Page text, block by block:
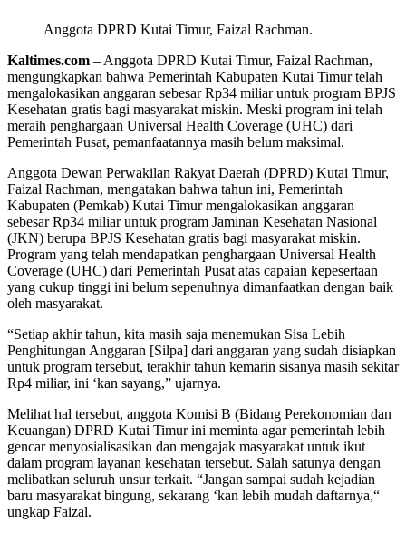
Anggota DPRD Kutai Timur, Faizal Rachman.
Kaltimes.com – Anggota DPRD Kutai Timur, Faizal Rachman,
mengungkapkan bahwa Pemerintah Kabupaten Kutai Timur telah
mengalokasikan anggaran sebesar Rp34 miliar untuk program BPJS
Kesehatan gratis bagi masyarakat miskin. Meski program ini telah
meraih penghargaan Universal Health Coverage (UHC) dari
Pemerintah Pusat, pemanfaatannya masih belum maksimal.
Anggota Dewan Perwakilan Rakyat Daerah (DPRD) Kutai Timur,
Faizal Rachman, mengatakan bahwa tahun ini, Pemerintah
Kabupaten (Pemkab) Kutai Timur mengalokasikan anggaran
sebesar Rp34 miliar untuk program Jaminan Kesehatan Nasional
(JKN) berupa BPJS Kesehatan gratis bagi masyarakat miskin.
Program yang telah mendapatkan penghargaan Universal Health
Coverage (UHC) dari Pemerintah Pusat atas capaian kepesertaan
yang cukup tinggi ini belum sepenuhnya dimanfaatkan dengan baik
oleh masyarakat.
“Setiap akhir tahun, kita masih saja menemukan Sisa Lebih
Penghitungan Anggaran [Silpa] dari anggaran yang sudah disiapkan
untuk program tersebut, terakhir tahun kemarin sisanya masih sekitar
Rp4 miliar, ini ‘kan sayang,” ujarnya.
Melihat hal tersebut, anggota Komisi B (Bidang Perekonomian dan
Keuangan) DPRD Kutai Timur ini meminta agar pemerintah lebih
gencar menyosialisasikan dan mengajak masyarakat untuk ikut
dalam program layanan kesehatan tersebut. Salah satunya dengan
melibatkan seluruh unsur terkait. “Jangan sampai sudah kejadian
baru masyarakat bingung, sekarang ‘kan lebih mudah daftarnya,“
ungkap Faizal.